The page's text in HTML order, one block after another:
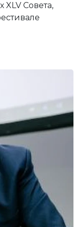
XLV Совета,